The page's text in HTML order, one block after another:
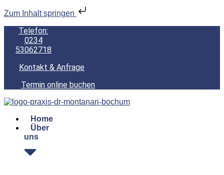
Zum Inhalt springen
Telefon:
0234
53062718
Kontakt & Anfrage
Termin online buchen
Home
Über
uns